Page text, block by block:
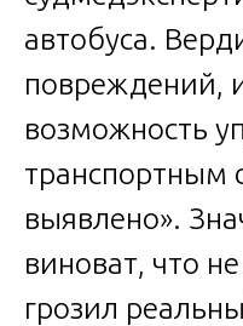
автобуса.
повреждений,
возможность
транспортным
выявлено».
виноват, что
грозил